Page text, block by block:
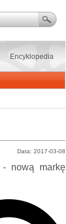
Encyklopedia
Data: 2017-03-08
- nową markę